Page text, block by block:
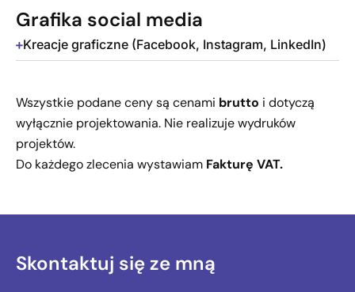
Grafika social media
Kreacje graficzne (Facebook, Instagram, LinkedIn)
Wszystkie podane ceny są cenami brutto i dotyczą
wyłącznie projektowania. Nie realizuje wydruków
projektów.
Do każdego zlecenia wystawiam Fakturę VAT.
Skontaktuj się ze mną